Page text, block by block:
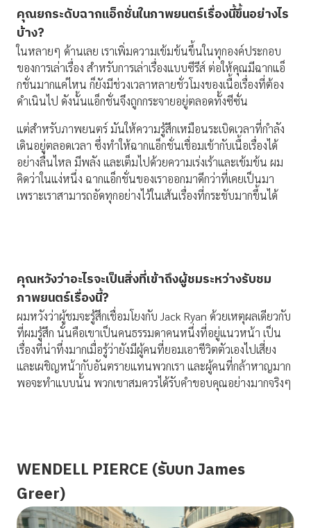
คุณยกระดับฉากแอ็กชั่นในภาพยนตร์เรื่องนี้ขึ้นอย่างไร
บ้าง?
ในหลายๆ ด้านเลย เราเพิ่มความเข้มข้นขึ้นในทุกองค์ประกอบ
ของการเล่าเรื่อง สำหรับการเล่าเรื่องแบบซีรีส์ ต่อให้คุณมีฉากแอ็
กชั่นมากแค่ไหน ก็ยังมีช่วงเวลาหลายชั่วโมงของเนื้อเรื่องที่ต้อง
ดำเนินไป ดังนั้นแอ็กชั่นจึงถูกกระจายอยู่ตลอดทั้งซีซั่น
แต่สำหรับภาพยนตร์ มันให้ความรู้สึกเหมือนระเบิดเวลาที่กำลัง
เดินอยู่ตลอดเวลา ซึ่งทำให้ฉากแอ็กชั่นเชื่อมเข้ากับเนื้อเรื่องได้
อย่างลื่นไหล มีพลัง และเต็มไปด้วยความเร่งเร้าและเข้มข้น ผม
คิดว่าในแง่หนึ่ง ฉากแอ็กชั่นของเราออกมาดีกว่าที่เคยเป็นมา
เพราะเราสามารถอัดทุกอย่างไว้ในเส้นเรื่องที่กระชับมากขึ้นได้
คุณหวังว่าอะไรจะเป็นสิ่งที่เข้าถึงผู้ชมระหว่างรับชม
ภาพยนตร์เรื่องนี้?
ผมหวังว่าผู้ชมจะรู้สึกเชื่อมโยงกับ Jack Ryan ด้วยเหตุผลเดียวกับ
ที่ผมรู้สึก นั่นคือเขาเป็นคนธรรมดาคนหนึ่งที่อยู่แนวหน้า เป็น
เรื่องที่น่าทึ่งมากเมื่อรู้ว่ายังมีผู้คนที่ยอมเอาชีวิตตัวเองไปเสี่ยง
และเผชิญหน้ากับอันตรายแทนพวกเรา และผู้คนที่กล้าหาญมาก
พอจะทำแบบนั้น พวกเขาสมควรได้รับคำขอบคุณอย่างมากจริงๆ
WENDELL PIERCE (รับบท James
Greer)